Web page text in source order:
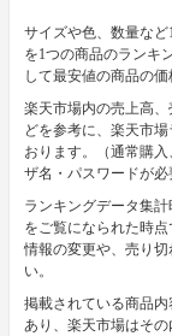
サイズや色、数量な
を1つの商品のランキ
して最安値の商品の価
楽天市場内の売上高
どを参考に、楽天市
おります。（通常購
ザ名・パスワードが必
ランキングデータ集
をご覧になられた時
情報の変更や、売り
い。
掲載されている商品
あり、楽天市場はそ